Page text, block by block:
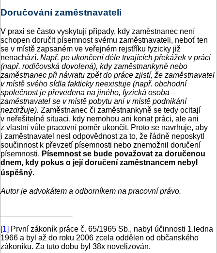
Doručování zaměstnavateli
V praxi se často vyskytují případy, kdy zaměstnanec není
schopen doručit písemnost svému zaměstnavateli, neboť ten
se v místě zapsaném ve veřejném rejstříku fyzicky již
nenachází. Např. po ukončení déle trvajících překážek v práci
(např. rodičovská dovolená), kdy zaměstnankyně nebo
zaměstnanec při návratu zpět do práce zjistí, že zaměstnavatel
v místě svého sídla fakticky neexistuje (např. obchodní
společnost je převedena na jiného, fyzická osoba –
zaměstnavatel se v místě pobytu ani v místě podnikání
nezdržuje). Zaměstnanec či zaměstnankyně se tedy ocitají
v neřešitelné situaci, kdy nemohou ani konat práci, ale ani
z vlastní vůle pracovní poměr ukončit. Proto se navrhuje, aby
i zaměstnavatel nesl odpovědnost za to, že řádně neposkytl
součinnost k převzetí písemnosti nebo znemožnil doručení
písemnosti. Písemnost se bude považovat za doručenou
dnem, kdy pokus o její doručení zaměstnancem nebyl
úspěšný.
Autor je advokátem a odborníkem na pracovní právo.
[1] První zákoník práce č. 65/1965 Sb., nabyl účinnosti 1.ledna
1966 a byl až do roku 2006 zcela oddělen od občanského
zákoníku. Za tuto dobu byl 38x novelizován.